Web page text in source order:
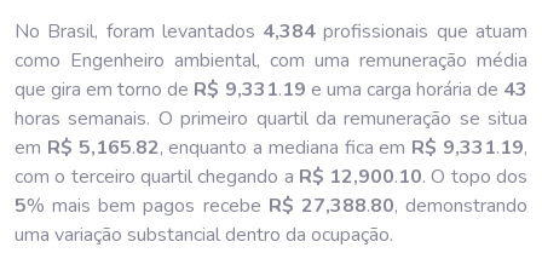
No Brasil, foram levantados 4,384 profissionais que atuam
como Engenheiro ambiental, com uma remuneração média
que gira em torno de R$ 9,331.19 e uma carga horária de 43
horas semanais. O primeiro quartil da remuneração se situa
em R$ 5,165.82, enquanto a mediana fica em R$ 9,331.19,
com o terceiro quartil chegando a R$ 12,900.10. O topo dos
5% mais bem pagos recebe R$ 27,388.80, demonstrando
uma variação substancial dentro da ocupação.